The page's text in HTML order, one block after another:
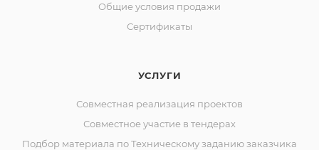
Общие условия продажи
Сертификаты
УСЛУГИ
Совместная реализация проектов
Совместное участие в тендерах
Подбор материала по Техническому заданию заказчика